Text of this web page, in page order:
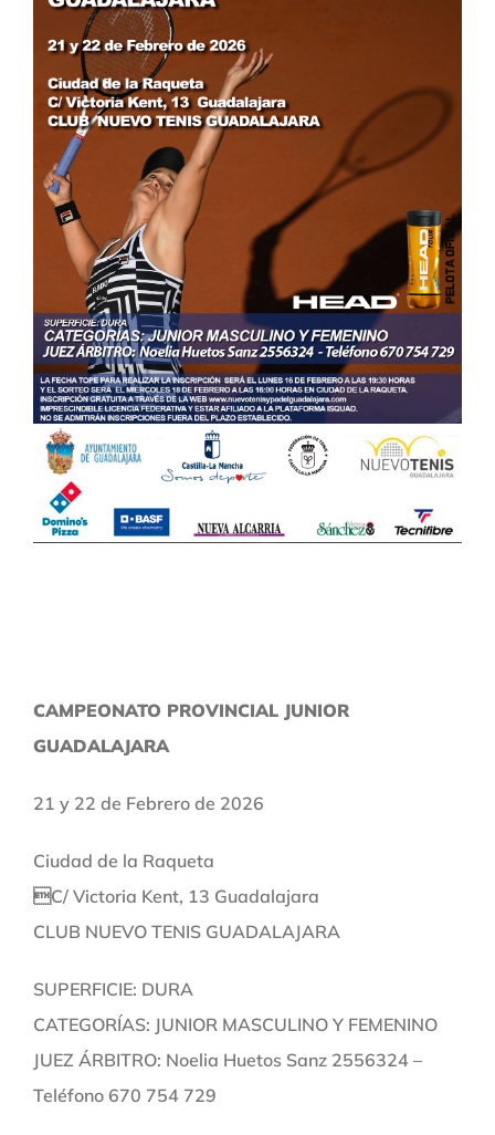
CAMPEONATO PROVINCIAL JUNIOR
GUADALAJARA
21 y 22 de Febrero de 2026
Ciudad de la Raqueta
C/ Victoria Kent, 13 Guadalajara
CLUB NUEVO TENIS GUADALAJARA
SUPERFICIE: DURA
CATEGORÍAS: JUNIOR MASCULINO Y FEMENINO
JUEZ ÁRBITRO: Noelia Huetos Sanz 2556324 –
Teléfono 670 754 729